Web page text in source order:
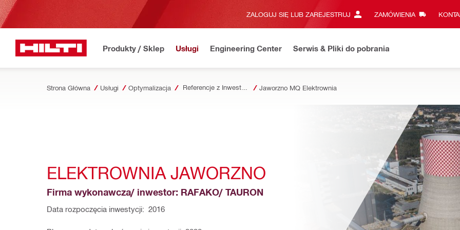
ZALOGUJ SIĘ LUB ZAREJESTRUJ ZAMÓWIENIA
Produkty / Sklep Usługi Engineering Center Serwis & Pliki do pobrania
Strona Główna Usługi Optymalizacja Jaworzno MQ Elektrownia
ELEKTROWNIA JAWORZNO
Firma wykonawcza/ inwestor: RAFAKO/ TAURON
Data rozpoczęcia inwestycji:  2016